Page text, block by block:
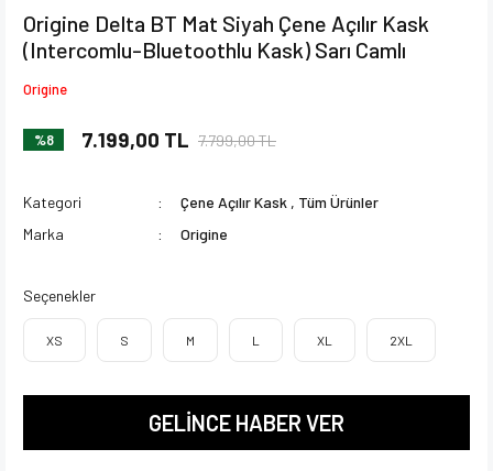
Origine Delta BT Mat Siyah Çene Açılır Kask
(Intercomlu-Bluetoothlu Kask) Sarı Camlı
Origine
%8 7.199,00 TL 7.799,00 TL
Kategori Çene Açılır Kask , Tüm Ürünler
Marka
Origine
Seçenekler
XS S M L XL 2XL
GELİNCE HABER VER